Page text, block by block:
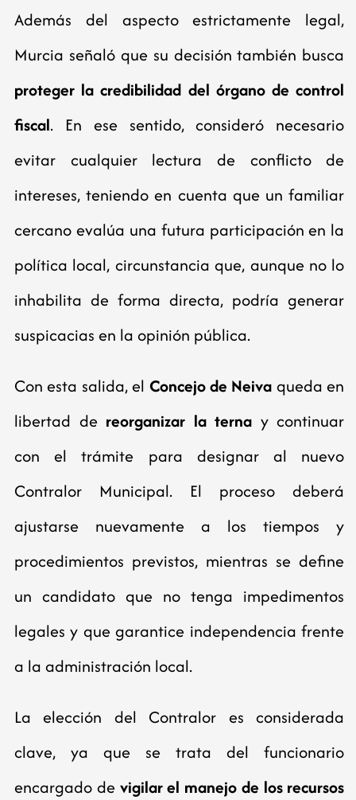
Además del aspecto estrictamente legal,
Murcia señaló que su decisión también busca
proteger la credibilidad del órgano de control
fiscal. En ese sentido, consideró necesario
evitar cualquier lectura de conflicto de
intereses, teniendo en cuenta que un familiar
cercano evalúa una futura participación en la
política local, circunstancia que, aunque no lo
inhabilita de forma directa, podría generar
suspicacias en la opinión pública.
Con esta salida, el Concejo de Neiva queda en
libertad de reorganizar la terna y continuar
con el trámite para designar al nuevo
Contralor Municipal. El proceso deberá
ajustarse nuevamente a los tiempos y
procedimientos previstos, mientras se define
un candidato que no tenga impedimentos
legales y que garantice independencia frente
a la administración local.
La elección del Contralor es considerada
clave, ya que se trata del funcionario
encargado de vigilar el manejo de los recursos